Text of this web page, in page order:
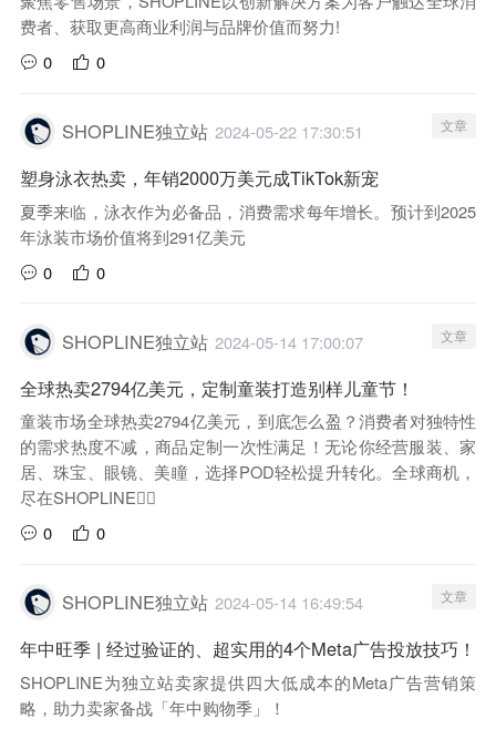
费者、获取更高商业利润与品牌价值而努力!
0
0
SHOPLINE独立站 2024-05-22 17:30:51 文章
塑身泳衣热卖，年销2000万美元成TikTok新宠
夏季来临，泳衣作为必备品，消费需求每年增长。预计到2025
年泳装市场价值将到291亿美元
0
0
SHOPLINE独立站 2024-05-14 17:00:07 文章
全球热卖2794亿美元，定制童装打造别样儿童节！
童装市场全球热卖2794亿美元，到底怎么盈？消费者对独特性
的需求热度不减，商品定制一次性满足！无论你经营服装、家
居、珠宝、眼镜、美瞳，选择POD轻松提升转化。全球商机，
尽在SHOPLINE👇🏻
0
0
SHOPLINE独立站 2024-05-14 16:49:54 文章
年中旺季 | 经过验证的、超实用的4个Meta广告投放技巧！
SHOPLINE为独立站卖家提供四大低成本的Meta广告营销策
略，助力卖家备战「年中购物季」！